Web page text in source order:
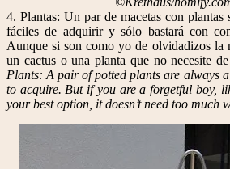
4. Plantas: Un par de macetas con plantas
fáciles de adquirir y sólo bastará con
Aunque si son como yo de olvidadizos la
un cactus o una planta que no necesite
Plants: A pair of potted plants are always
to acquire. But if you are a forgetful boy,
your best option, it doesn’t need too much